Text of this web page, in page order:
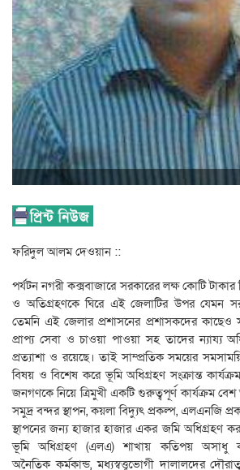
ফরিদুল আলম দেওয়ান ::
পর্যটন নগরী কক্সবাজারে সরকারের লক্ষ কোটি টাকার
ও অতিগ্রহণকে ঘিরে এই জেলাটির উপর যেমন
তেমনি এই জেলার প্রশাসনের প্রশাসকদের কাছেও
প্রাপ্য সেবা ও চাওয়া পাওয়া সহ তাদের ন্যায্য
প্রত্যাশা ও রয়েছে। তাই সাম্প্রতিক সময়ের
বিষয় ও বিশেষ করে ভূমি অধিগ্রহণ সংক্রান্ত
জনগণকে নিয়ে ত্রিমুখী একটি গুরুত্বপূর্ণ কার্যক্রম
সমুদ্র বন্দর স্থাপন, কয়লা বিদ্যুৎ প্রকল্প, এলএনজি
স্থাপনের জন্য হাজার হাজার একর জমি অধিগ্রহণ
ভূমি অধিগ্রহণ (এলএ) শাখায় কতিপয় অসাধু
অনৈতিক কর্মকান্ড, মধ্যস্বত্ত্বভোগী দালালদের